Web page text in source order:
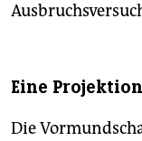
Eine
Die